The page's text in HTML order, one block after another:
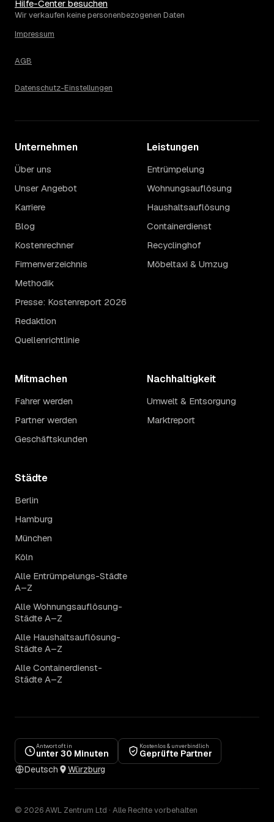
Zugänglichkeit: Ein einzelner Keller oder Dachboden liegt
Etage ohne Aufzug oder viel Sperrmüll eher am oberen.
Sondermüllanteil verschieben den Endpreis. Den genauen
kostenlosen Einschätzung.
Hilfe-Center besuchen
Wir verkaufen keine personenbezogenen Daten
Impressum
AGB
Datenschutz-Einstellungen
Unternehmen
Über uns
Unser Angebot
Karriere
Blog
Kostenrechner
Firmenverzeichnis
Methodik
Presse: Kostenreport 2026
Redaktion
Quellenrichtlinie
Leistungen
Entrümpelung
Wohnungsauflösung
Haushaltsauflösung
Containerdienst
Recyclinghof
Möbeltaxi & Umzug
Mitmachen
Fahrer werden
Partner werden
Geschäftskunden
Nachhaltigkeit
Umwelt & Entsorgung
Marktreport
Städte
Berlin
Hamburg
München
Köln
Alle Entrümpelungs-Städte
A–Z
Alle Wohnungsauflösung-
Städte A–Z
Alle Haushaltsauflösung-
Städte A–Z
Alle Containerdienst-
Städte A–Z
Antwort oft in
unter 30 Minuten
Kostenlos & unverbindlich
Geprüfte Partner
Deutsch
Würzburg
© 2026 AWL Zentrum Ltd · Alle Rechte vorbehalten